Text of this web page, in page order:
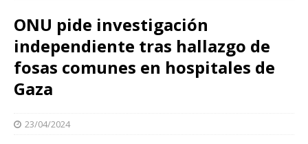
ONU pide investigación
independiente tras hallazgo de
fosas comunes en hospitales de
Gaza
23/04/2024